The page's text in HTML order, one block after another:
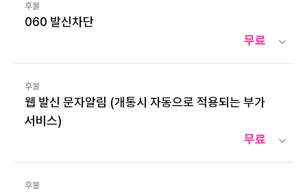
후불
060 발신차단
무료
후불
웹 발신 문자알림 (개통시 자동으로 적용되는 부가
서비스)
무료
후불